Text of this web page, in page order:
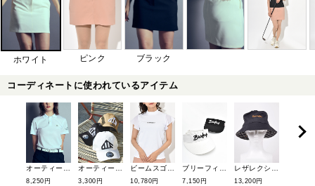
ホワイト ピンク ブラック
コーディネートに使われているアイテム
オーティーエフ 【ユニセックス】クールマックス鹿の子半袖ポロ 2251-10052
8,250円 3,300円 10,780円 7,150円 13,200円